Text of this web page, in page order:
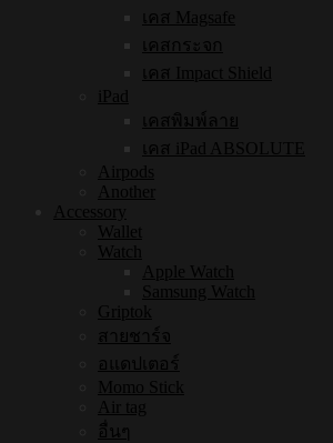
เคส Magsafe
เคสกระจก
เคส Impact Shield
iPad
เคสพิมพ์ลาย
เคส iPad ABSOLUTE
Airpods
Another
Accessory
Wallet
Watch
Apple Watch
Samsung Watch
Griptok
สายชาร์จ
อแดปเตอร์
Momo Stick
Air tag
อื่นๆ